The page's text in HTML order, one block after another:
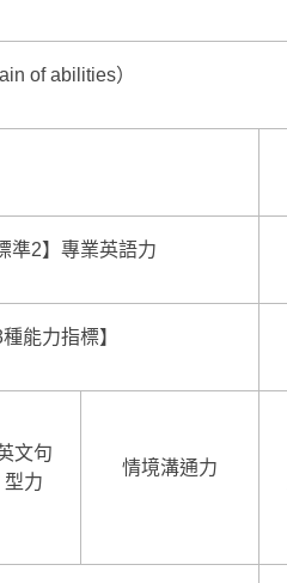
of abilities）
準2】專業英語力
種能力指標】
文句
型力
情境溝通力